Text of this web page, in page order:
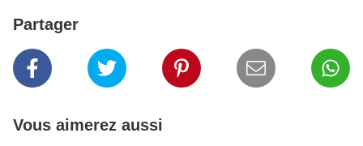
Partager
Vous aimerez aussi